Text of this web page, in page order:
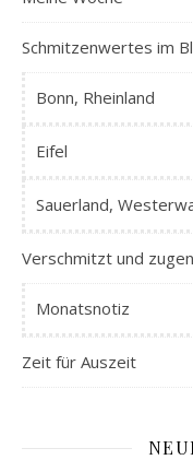
Schmitzenwertes im
Bonn, Rheinland
Eifel
Sauerland,
Verschmitzt und
Monatsnotiz
Zeit für Auszeit